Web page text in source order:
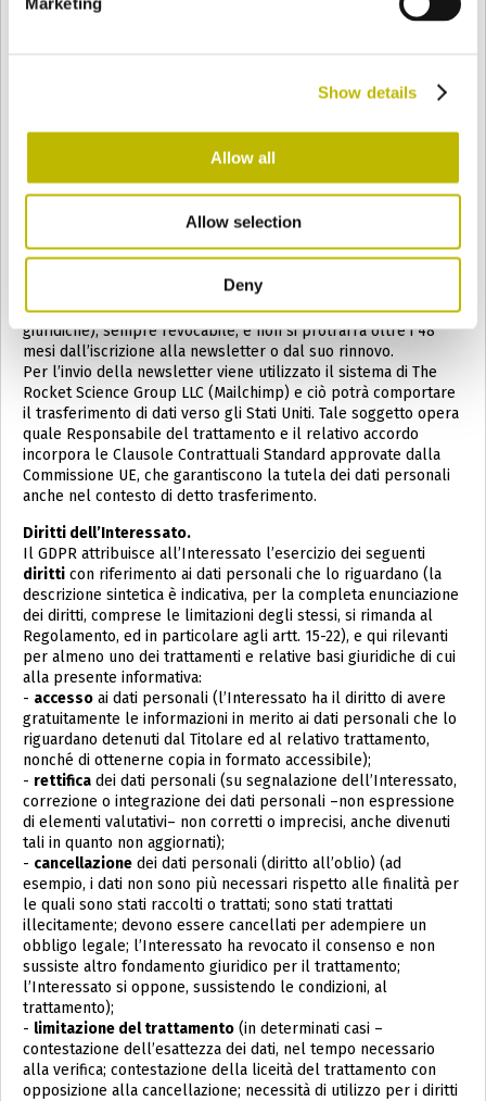
Show details
Allow all
Allow selection
Deny
Potrà richiedere un elenco completo e aggiornato dei soggetti
nominati responsabili del trattamento rivolgendosi a uno dei
Membri dell’Unione Europea (eccetto quanto di seguito
proposito che l’utilizzo dei social network -anche raggiunti
tramite link su questa pagina- comporta l’interazione con
autonomi Titolari del trattamento, alla cui rispettive informative
sul trattamento dei dati personali si rimanda.
Iscrizione alla newsletter
L’utente potrà iscriversi alla newsletter per ricevere
Speciali S.p.A.; il trattamento avviene con il consenso del
destinatario (richiesto in questo caso anche per le persone
giuridiche), sempre revocabile, e non si protrarrà oltre i 48
mesi dall’iscrizione alla newsletter o dal suo rinnovo.
Per l’invio della newsletter viene utilizzato il sistema di The
Rocket Science Group LLC (Mailchimp) e ciò potrà comportare
il trasferimento di dati verso gli Stati Uniti. Tale soggetto opera
quale Responsabile del trattamento e il relativo accordo
incorpora le Clausole Contrattuali Standard approvate dalla
Commissione UE, che garantiscono la tutela dei dati personali
anche nel contesto di detto trasferimento.
Diritti dell’Interessato.
Il GDPR attribuisce all’Interessato l’esercizio dei seguenti
diritti con riferimento ai dati personali che lo riguardano (la
descrizione sintetica è indicativa, per la completa enunciazione
dei diritti, comprese le limitazioni degli stessi, si rimanda al
Regolamento, ed in particolare agli artt. 15-22), e qui rilevanti
per almeno uno dei trattamenti e relative basi giuridiche di cui
alla presente informativa:
- accesso ai dati personali (l’Interessato ha il diritto di avere
gratuitamente le informazioni in merito ai dati personali che lo
riguardano detenuti dal Titolare ed al relativo trattamento,
nonché di ottenerne copia in formato accessibile);
- rettifica dei dati personali (su segnalazione dell’Interessato,
correzione o integrazione dei dati personali –non espressione
di elementi valutativi– non corretti o imprecisi, anche divenuti
tali in quanto non aggiornati);
- cancellazione dei dati personali (diritto all’oblio) (ad
esempio, i dati non sono più necessari rispetto alle finalità per
le quali sono stati raccolti o trattati; sono stati trattati
illecitamente; devono essere cancellati per adempiere un
obbligo legale; l’Interessato ha revocato il consenso e non
sussiste altro fondamento giuridico per il trattamento;
l’Interessato si oppone, sussistendo le condizioni, al
trattamento);
- limitazione del trattamento (in determinati casi –
contestazione dell’esattezza dei dati, nel tempo necessario
alla verifica; contestazione della liceità del trattamento con
opposizione alla cancellazione; necessità di utilizzo per i diritti